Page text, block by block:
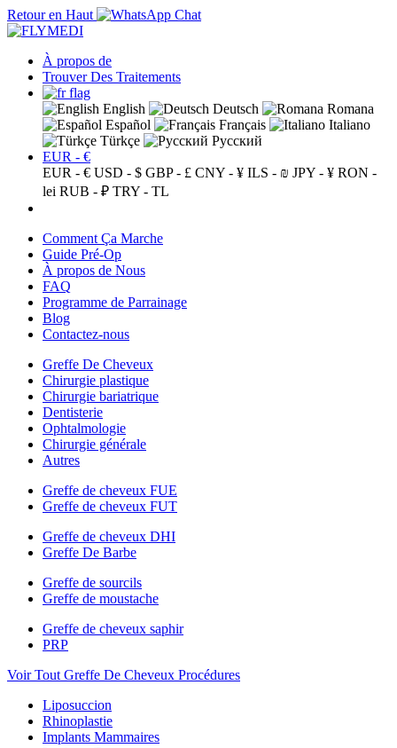
Retour en Haut
À propos de
Trouver Des Traitements
English Deutsch
Romana
Español
Français
Italiano
Türkçe
Русский
EUR - €
EUR - € USD - $ GBP - £ CNY - ¥ ILS - ₪ JPY - ¥ RON -
lei RUB - ₽ TRY - TL
Comment Ça Marche
Guide Pré-Op
À propos de Nous
FAQ
Programme de Parrainage
Blog
Contactez-nous
Greffe De Cheveux
Chirurgie plastique
Chirurgie bariatrique
Dentisterie
Ophtalmologie
Chirurgie générale
Autres
Greffe de cheveux FUE
Greffe de cheveux FUT
Greffe de cheveux DHI
Greffe De Barbe
Greffe de sourcils
Greffe de moustache
Greffe de cheveux saphir
PRP
Voir Tout Greffe De Cheveux Procédures
Liposuccion
Rhinoplastie
Implants Mammaires